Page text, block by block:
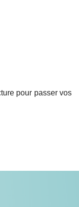
pour passer vos